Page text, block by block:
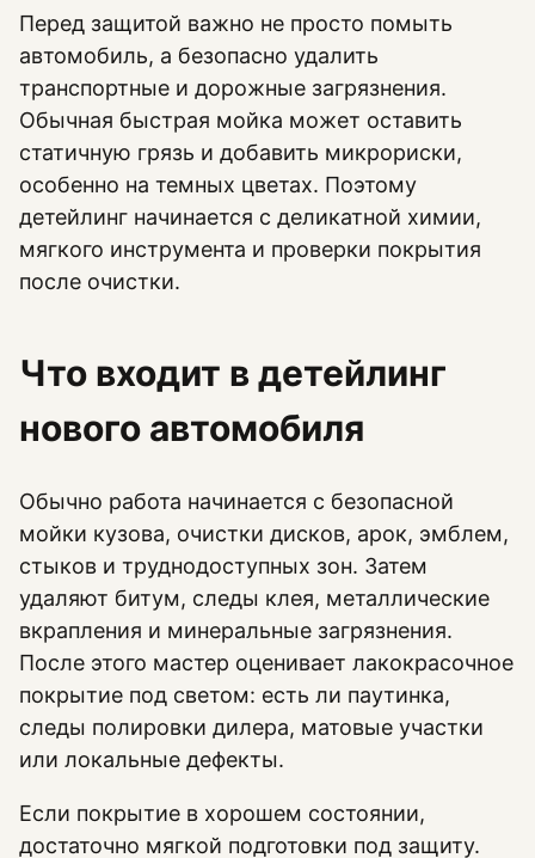
Перед защитой важно не просто помыть
автомобиль, а безопасно удалить
транспортные и дорожные загрязнения.
Обычная быстрая мойка может оставить
статичную грязь и добавить микрориски,
особенно на темных цветах. Поэтому
детейлинг начинается с деликатной химии,
мягкого инструмента и проверки покрытия
после очистки.
Что входит в детейлинг
нового автомобиля
Обычно работа начинается с безопасной
мойки кузова, очистки дисков, арок, эмблем,
стыков и труднодоступных зон. Затем
удаляют битум, следы клея, металлические
вкрапления и минеральные загрязнения.
После этого мастер оценивает лакокрасочное
покрытие под светом: есть ли паутинка,
следы полировки дилера, матовые участки
или локальные дефекты.
Если покрытие в хорошем состоянии,
достаточно мягкой подготовки под защиту.